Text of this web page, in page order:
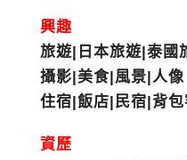
興趣
旅遊|日本旅遊|泰國
攝影|美食|風景|人像
住宿|飯店|民宿|背包
資歷